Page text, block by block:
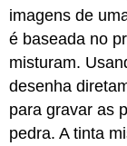
imagens de
é baseada no
misturam.
desenha
para gravar as
pedra. A tinta